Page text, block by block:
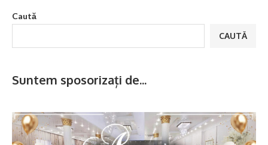
Caută
CAUTĂ
Suntem sposorizați de...